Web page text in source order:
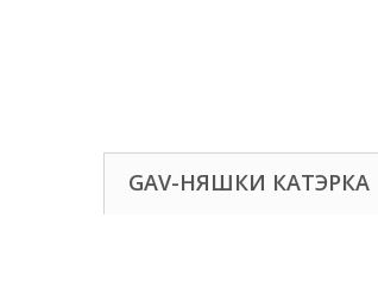
GAV-НЯШКИ КАТЭРКА